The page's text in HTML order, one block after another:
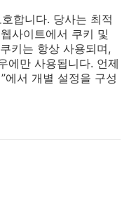
합니다. 당사는 최적
사이트에서 쿠키 및
키는 항상 사용되며,
에만 사용됩니다. 언제
에서 개별 설정을 구성